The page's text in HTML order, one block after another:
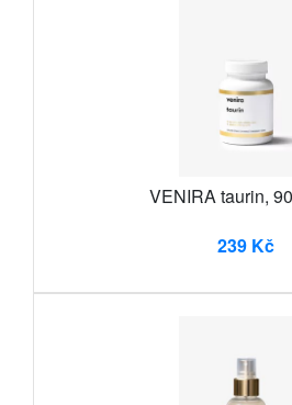
VENIRA taurin,
239 Kč